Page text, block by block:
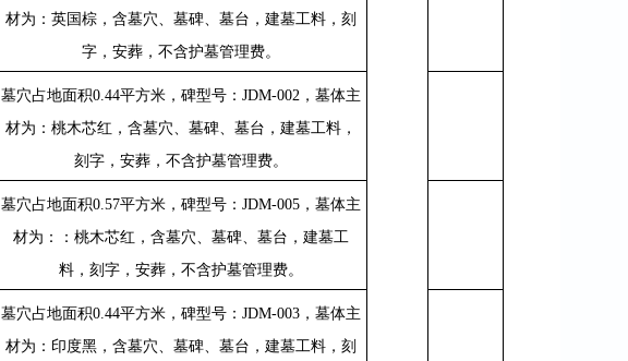
材为：英国棕，含墓穴、墓碑、墓台，建墓工料，刻
字，安葬，不含护墓管理费。
墓穴占地面积0.44平方米，碑型号： JDM-002 ，墓体主
材为：桃木芯红，含墓穴、墓碑、墓台，建墓工料，
刻字，安葬，不含护墓管理费。
墓穴占地面积0.57平方米，碑型号： JDM-005 ，墓体主
材为：：桃木芯红，含墓穴、墓碑、墓台，建墓工
料，刻字，安葬，不含护墓管理费。
墓穴占地面积0.44平方米，碑型号： JDM-003 ，墓体主
材为：印度黑，含墓穴、墓碑、墓台，建墓工料，刻